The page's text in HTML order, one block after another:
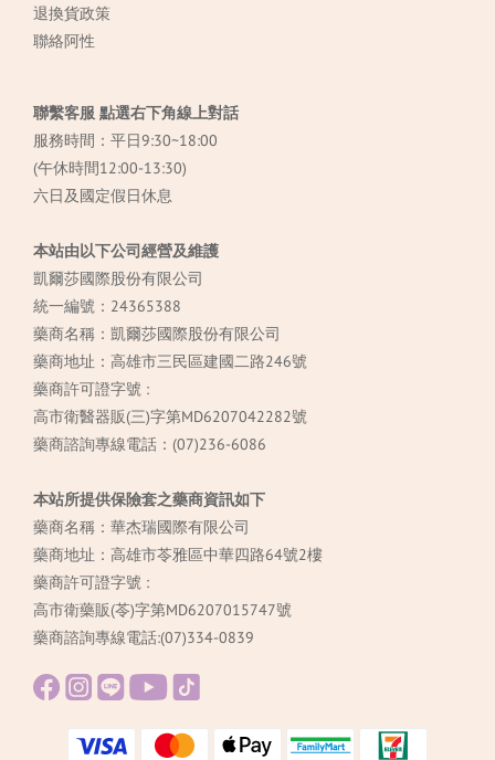
退換貨政策
聯絡阿性
聯繫客服 點選右下角線上對話
服務時間：平日9:30~18:00
(午休時間12:00-13:30)
六日及國定假日休息
本站由以下公司經營及維護
凱爾莎國際股份有限公司
統一編號：24365388
藥商名稱：凱爾莎國際股份有限公司
藥商地址：高雄市三民區建國二路246號
藥商許可證字號 :
高市衛醫器販(三)字第MD6207042282號
藥商諮詢專線電話：(07)236-6086
本站所提供保險套之藥商資訊如下
藥商名稱：華杰瑞國際有限公司
藥商地址：高雄市苓雅區中華四路64號2樓
藥商許可證字號 :
高市衛藥販(苓)字第MD6207015747號
藥商諮詢專線電話:(07)334-0839